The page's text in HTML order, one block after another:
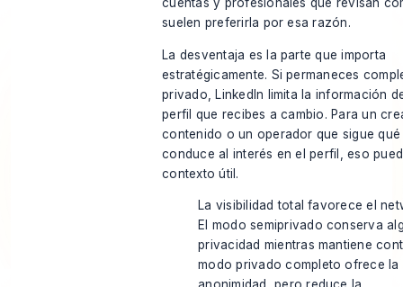
cuentas y profesionales que revisan
suelen preferirla por esa razón.
La desventaja es la parte que importa
estratégicamente. Si permaneces
privado, LinkedIn limita la información
perfil que recibes a cambio. Para un
contenido o un operador que sigue
conduce al interés en el perfil, eso
contexto útil.
La visibilidad total favorece el
El modo semiprivado conserva
privacidad mientras mantiene
modo privado completo ofrece la